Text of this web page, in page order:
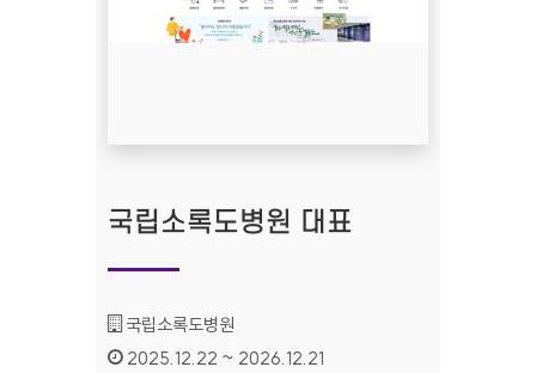
국립소록도병원 대표
기관명 :
국립소록도병원
인증기간 :
2025.12.22 ~ 2026.12.21